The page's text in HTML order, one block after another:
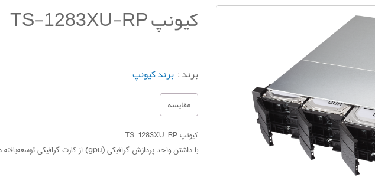
کیونپ TS-1283XU-RP
برند : برند کیونپ
مقایسه
کیونپ TS-1283XU-RP
با داشتن واحد پردازش گرافیکی (gpu) از کارت گرافیکی توسعه‌یافته دارای گرافیک قوی و قابلیت‌های محاسباتی ممیز شناور است.